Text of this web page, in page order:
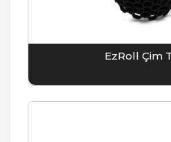
EzRoll Çim